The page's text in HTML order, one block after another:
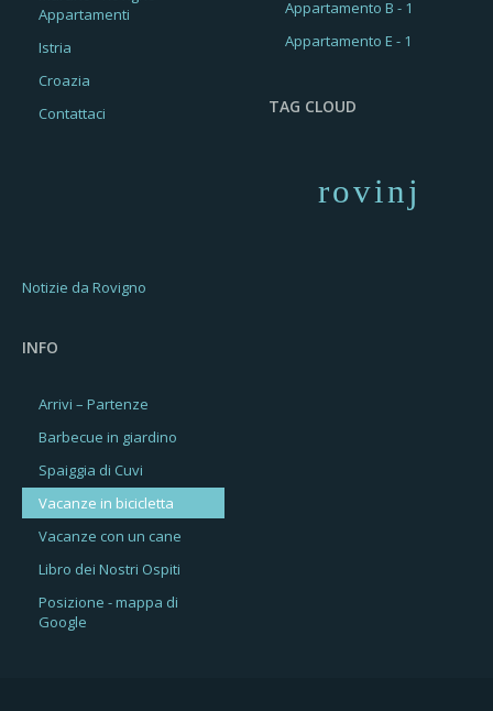
Appartamenti
Istria
Croazia
Contattaci
Appartamento B - 1
Appartamento E - 1
TAG CLOUD
rovinj
Notizie da Rovigno
INFO
Arrivi – Partenze
Barbecue in giardino
Spaiggia di Cuvi
Vacanze in bicicletta
Vacanze con un cane
Libro dei Nostri Ospiti
Posizione - mappa di
Google